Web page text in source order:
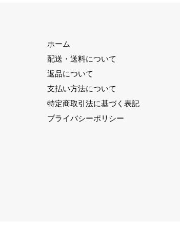
ホーム
配送・送料について
返品について
支払い方法について
特定商取引法に基づく表記
プライバシーポリシー